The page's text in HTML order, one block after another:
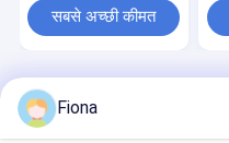
सबसे अच्छी कीमत
Fiona